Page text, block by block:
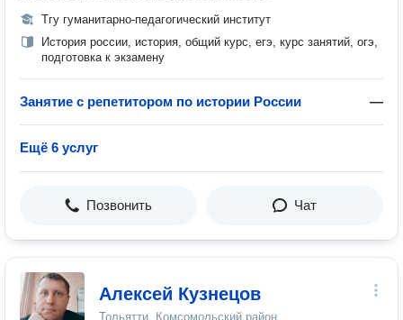
Тгу гуманитарно-педагогический институт
История россии, история, общий курс, егэ, курс занятий, огэ,
подготовка к экзамену
Занятие с репетитором по истории России —
Ещё 6 услуг
Позвонить Чат
Алексей Кузнецов
Тольятти, Комсомольский район